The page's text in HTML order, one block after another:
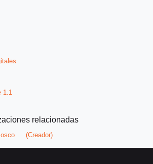
1.1
relacionadas
(Creador)